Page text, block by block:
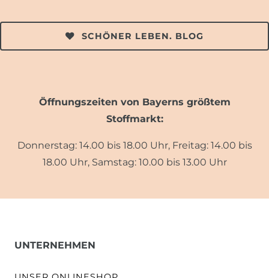
SCHÖNER LEBEN. BLOG
Öffnungszeiten von Bayerns größtem
Stoffmarkt:
Donnerstag: 14.00 bis 18.00 Uhr, Freitag: 14.00 bis
18.00 Uhr, Samstag: 10.00 bis 13.00 Uhr
UNTERNEHMEN